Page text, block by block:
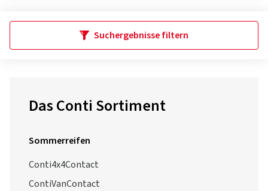
Suchergebnisse filtern
Das Conti Sortiment
Sommerreifen
Conti4x4Contact
ContiVanContact